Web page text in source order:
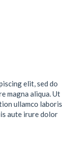
elit, sed do
magna aliqua. Ut
ullamco laboris
aute irure dolor